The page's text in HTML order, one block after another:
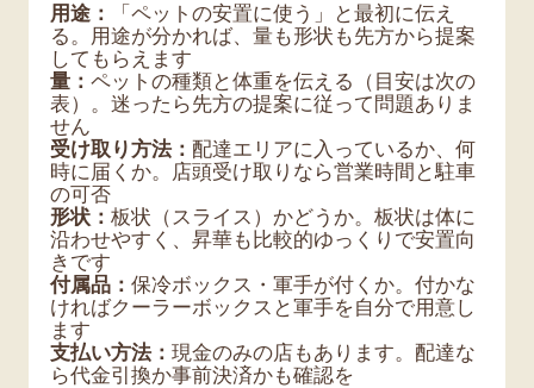
用途：
「ペットの安置に使う」と最初に伝え
る。用途が分かれば、量も形状も先方から提案
してもらえます
量： ペットの種類と体重を伝える（目安は次の
表）。迷ったら先方の提案に従って問題ありま
せん
受け取り方法： 配達エリアに入っているか、何
時に届くか。店頭受け取りなら営業時間と駐車
の可否
形状： 板状（スライス）かどうか。板状は体に
沿わせやすく、昇華も比較的ゆっくりで安置向
きです
付属品： 保冷ボックス・軍手が付くか。付かな
ければクーラーボックスと軍手を自分で用意し
ます
支払い方法： 現金のみの店もあります。配達な
ら代金引換か事前決済かも確認を